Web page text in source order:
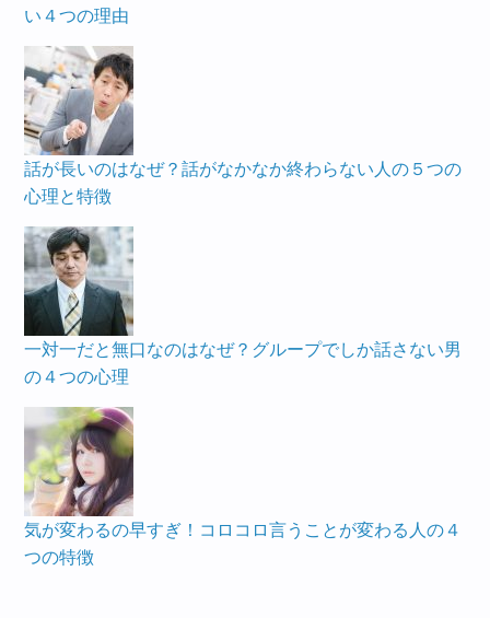
い４つの理由
話が長いのはなぜ？話がなかなか終わらない人の５つの
心理と特徴
一対一だと無口なのはなぜ？グループでしか話さない男
の４つの心理
気が変わるの早すぎ！コロコロ言うことが変わる人の４
つの特徴